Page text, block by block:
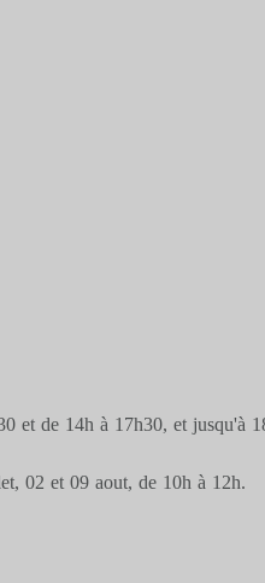
et de 14h à 17h30, et jusqu'à
02 et 09 aout, de 10h à 12h.